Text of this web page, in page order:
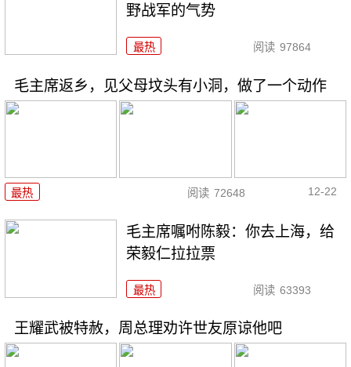
野战军的气势
最热 阅读 97864
毛主席返乡，见父母坟头有小洞，做了一个动作
最热 阅读 72648 12-22
毛主席嘱咐陈毅：你去上海，给
荣毅仁拉拉票
最热 阅读 63393
王耀武被特赦，周总理劝许世友原谅他吧